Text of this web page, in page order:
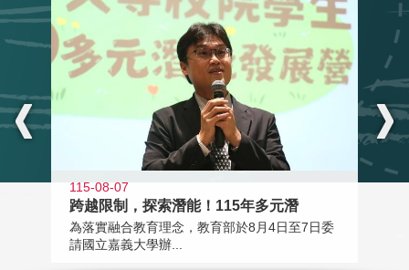
115-08-07
跨越限制，探索潛能！115年多元潛
為落實融合教育理念，教育部於8月4日至7日委
請國立嘉義大學辦...